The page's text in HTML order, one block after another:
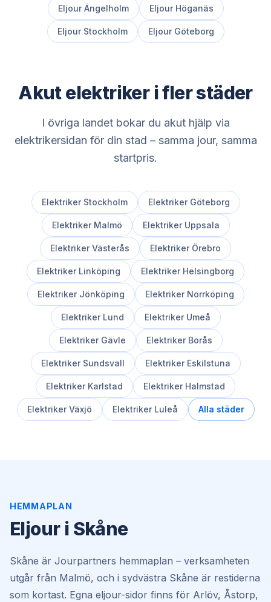
EljourÄngelholm Eljour Höganäs
Eljour Stockholm Eljour Göteborg
Akut elektriker i fler städer
I övriga landet bokar du akut hjälp via
elektrikersidan för din stad – samma jour, samma
startpris.
Elektriker Stockholm Elektriker Göteborg
Elektriker Malmö Elektriker Uppsala
ElektrikerVästerås Elektriker Örebro
Elektriker Linköping Elektriker Helsingborg
Elektriker Jönköping Elektriker Norrköping
Elektriker Lund Elektriker Umeå
Elektriker Gävle Elektriker Borås
Elektriker Sundsvall Elektriker Eskilstuna
Elektriker Karlstad Elektriker Halmstad
ElektrikerVäxjö Elektriker Luleå Alla städer
HEMMAPLAN
Eljour i Skåne
Skåne är Jourpartners hemmaplan – verksamheten
utgår från Malmö, och i sydvästra Skåne är restiderna
som kortast. Egna eljour-sidor finns för Arlöv, Åstorp,